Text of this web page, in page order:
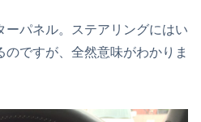
ーパネル。ステアリングにはい
ですが、全然意味がわかりま